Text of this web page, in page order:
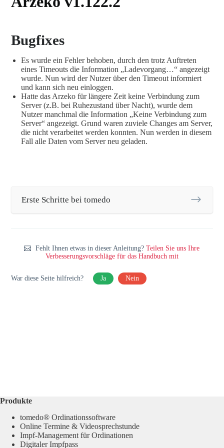
Bugfixes
Es wurde ein Fehler behoben, durch den trotz Auftreten
eines Timeouts die Information „Ladevorgang…“ angezeigt
wurde. Nun wird der Nutzer über den Timeout informiert
und kann sich neu einloggen.
Hatte das Arzeko für längere Zeit keine Verbindung zum
Server (z.B. bei Ruhezustand über Nacht), wurde dem
Nutzer manchmal die Information „Keine Verbindung zum
Server“ angezeigt. Grund waren zuviele Changes am Server,
die nicht verarbeitet werden konnten. Nun werden in diesem
Fall alle Daten vom Server neu geladen.
Erste Schritte bei tomedo
Fehlt Ihnen etwas in dieser Anleitung?Teilen Sie uns Ihre
Verbesserungsvorschläge für das Handbuch mit
War diese Seite hilfreich? Ja Nein
Produkte
tomedo® Ordinationssoftware
Online Termine & Videosprechstunde
Impf-Management für Ordinationen
Digitaler Impfpass